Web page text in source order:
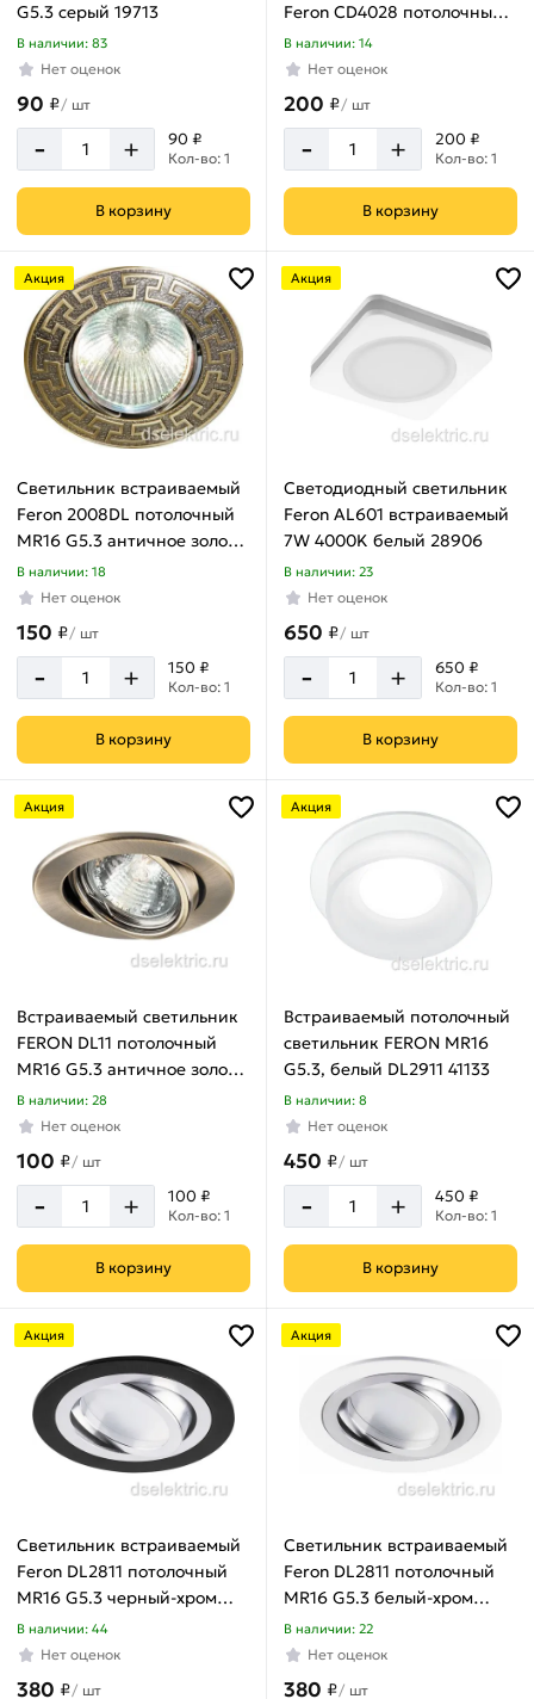
G5.3 серый 19713
В наличии: 83
Нет оценок
90 ₽/ шт
- + 90 ₽
Кол-во: 1
В корзину
Feron CD4028 потолочный
GX53 без лампы
прозрачный 32651
В наличии: 14
Нет оценок
200 ₽/ шт
- + 200 ₽
Кол-во: 1
В корзину
Акция
Светильник встраиваемый
Feron 2008DL потолочный
MR16 G5.3 античное золото
17811
В наличии: 18
Нет оценок
150 ₽/ шт
- + 150 ₽
Кол-во: 1
В корзину
Акция
Светодиодный светильник
Feron AL601 встраиваемый
7W 4000K белый 28906
В наличии: 23
Нет оценок
650 ₽/ шт
- + 650 ₽
Кол-во: 1
В корзину
Акция
Встраиваемый светильник
FERON DL11 потолочный
MR16 G5.3 античное золото
15208
В наличии: 28
Нет оценок
100 ₽/ шт
- + 100 ₽
Кол-во: 1
В корзину
Акция
Встраиваемый потолочный
светильник FERON MR16
G5.3, белый DL2911 41133
В наличии: 8
Нет оценок
450 ₽/ шт
- + 450 ₽
Кол-во: 1
В корзину
Акция
Светильник встраиваемый
Feron DL2811 потолочный
MR16 G5.3 черный-хром
32644
В наличии: 44
Нет оценок
380 ₽/ шт
Акция
Светильник встраиваемый
Feron DL2811 потолочный
MR16 G5.3 белый-хром
32643
В наличии: 22
Нет оценок
380 ₽/ шт